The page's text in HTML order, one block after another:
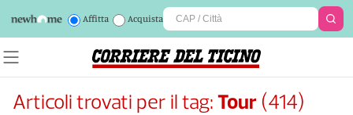
Affitta Acquista
Articoli trovati per il tag:Tour (414)